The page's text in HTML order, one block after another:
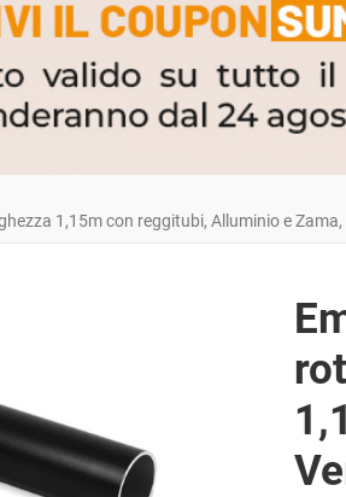
1,15m con reggitubi, Alluminio e